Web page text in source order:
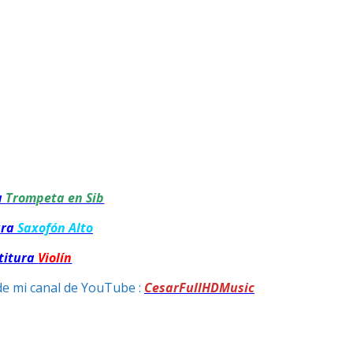
Trompeta en Sib
Saxofón Alto
Violín
mi canal de YouTube : CesarFullHDMusic